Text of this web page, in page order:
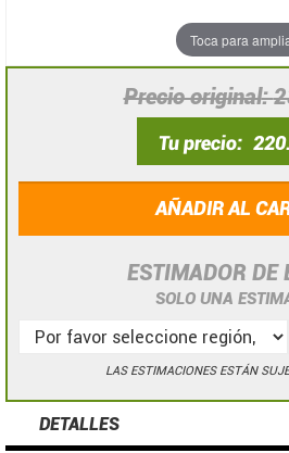
Precio original
Tu precio
AÑADIR AL
ESTIMADOR DE
SOLO UNA
LAS ESTIMACIONES ESTÁN
DETALLES
Toca para